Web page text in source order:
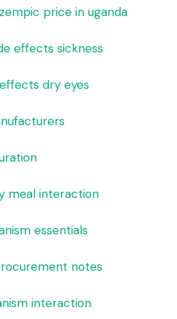
price in uganda
effects sickness
dry eyes
meal interaction
essentials
notes
interaction